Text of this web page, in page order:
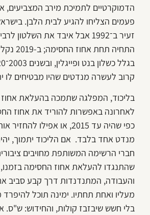
הדמוקרטיים לתמיכת מירב
פעמים הצליחו להגיע לבית הלבן.
זעיר ב־1992 אבל איבד את
התחיה
קרוב לעשרה מנדטים שהיו מבטיחים לו
בליכוד, המפלגה שתמכה בהעלאת
לאחרונה באפשרות להוריד את אחוז
כפי שהיה עד 2015, או אפילו
מנדט אחד בלבד. אם הליכוד יתמוך,
חברי הרשימה המשותפת מחויבים
שהתנגדו להעלאת אחוז החסימה
והעבודה, המתנדנדות דרך קבע סביב
מעליו ואחת תחתיו. ימינה תוכל
בלי חשש שיבזבז קולות, והחידוש: ש"ס.